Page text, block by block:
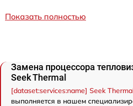
Показать полностью
Замена процессора
Seek Thermal
[dataset:services:name] Seek
выполняется в нашем